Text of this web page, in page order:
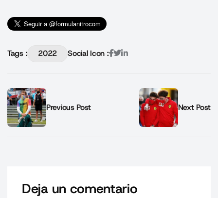
Tags : 2022 Social Icon :
Previous Post Next Post
Deja un comentario